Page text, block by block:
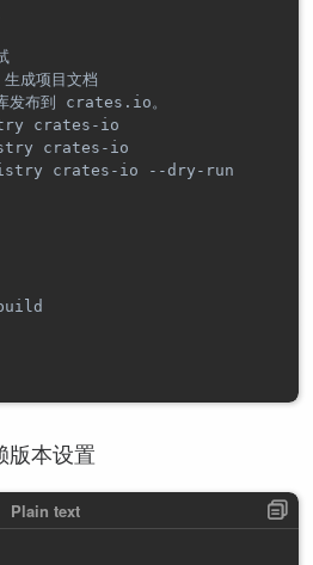
项目文档
发布到 crates.io。
crates-io
crates-io
crates-io --dry-run
版本设置